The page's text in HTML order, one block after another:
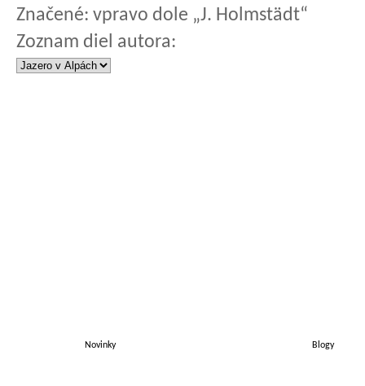
Značené: vpravo dole „J. Holmstädt“
Zoznam diel autora:
Novinky Blogy